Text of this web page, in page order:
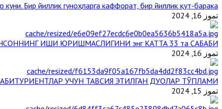
Бир йиллик гуноҳларга каффорат, бир йиллик қут-барака
تموز 16, 2024
ИШИ ЮРИШМАСЛИГИНИ энг КАТТА 33 та САБАБИ
تموز 16, 2024
АБИТУРИЕНТЛАР УЧУН ТАВСИЯ ЭТИЛГАН ДУОЛАР ТЎПЛАМИ
تموز 15, 2024